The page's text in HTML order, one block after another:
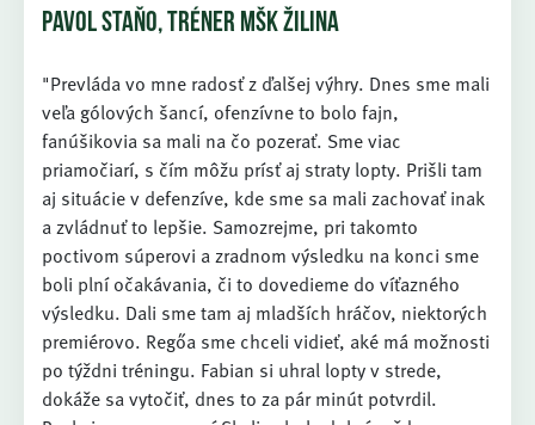
PAVOL STAŇO, TRÉNER MŠK ŽILINA
"Prevláda vo mne radosť z ďalšej výhry. Dnes sme mali
veľa gólových šancí, ofenzívne to bolo fajn,
fanúšikovia sa mali na čo pozerať. Sme viac
priamočiarí, s čím môžu prísť aj straty lopty. Prišli tam
aj situácie v defenzíve, kde sme sa mali zachovať inak
a zvládnuť to lepšie. Samozrejme, pri takomto
poctivom súperovi a zradnom výsledku na konci sme
boli plní očakávania, či to dovedieme do víťazného
výsledku. Dali sme tam aj mladších hráčov, niektorých
premiérovo. Regőa sme chceli vidieť, aké má možnosti
po týždni tréningu. Fabian si uhral lopty v strede,
dokáže sa vytočiť, dnes to za pár minút potvrdil.